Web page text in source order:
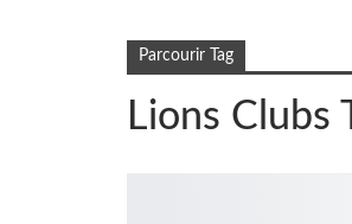
Parcourir Tag
Lions Clubs